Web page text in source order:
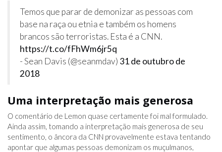
Temos que parar de demonizar as pessoas com
base na raça ou etnia e também os homens
brancos são terroristas. Esta é a CNN.
https://t.co/fFhWm6jr5q
- Sean Davis (@seanmdav) 31 de outubro de
2018
Uma interpretação mais generosa
O comentário de Lemon quase certamente foi mal formulado.
Ainda assim, tomando a interpretação mais generosa de seu
sentimento, o âncora da CNN provavelmente estava tentando
apontar que algumas pessoas demonizam os muçulmanos,